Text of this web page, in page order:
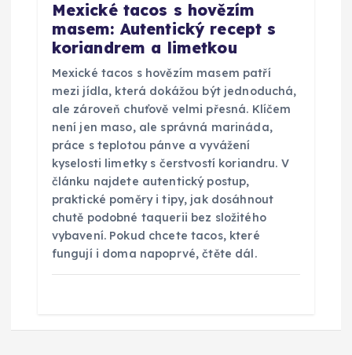
Mexické tacos s hovězím
masem: Autentický recept s
koriandrem a limetkou
Mexické tacos s hovězím masem patří
mezi jídla, která dokážou být jednoduchá,
ale zároveň chuťově velmi přesná. Klíčem
není jen maso, ale správná marináda,
práce s teplotou pánve a vyvážení
kyselosti limetky s čerstvostí koriandru. V
článku najdete autentický postup,
praktické poměry i tipy, jak dosáhnout
chutě podobné taquerii bez složitého
vybavení. Pokud chcete tacos, které
fungují i doma napoprvé, čtěte dál.